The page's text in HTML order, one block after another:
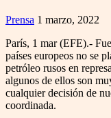
Prensa 1 marzo, 2022
París, 1 mar (EFE).-
países europeos no se
petróleo rusos en
algunos de ellos son
cualquier decisión de
coordinada.